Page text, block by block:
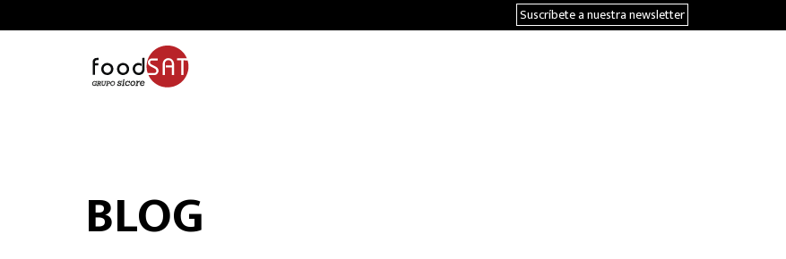
Suscríbete a nuestra newsletter
BLOG